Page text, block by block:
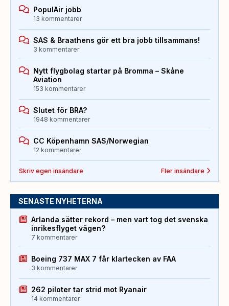
PopulAir jobb
13 kommentarer
SAS & Braathens gör ett bra jobb tillsammans!
3 kommentarer
Nytt flygbolag startar på Bromma – Skåne
Aviation
153 kommentarer
Slutet för BRA?
1948 kommentarer
CC Köpenhamn SAS/Norwegian
12 kommentarer
Skriv egen insändare Fler insändare
SENASTE NYHETERNA
Arlanda sätter rekord – men vart tog det svenska
inrikesflyget vägen?
7 kommentarer
Boeing 737 MAX 7 får klartecken av FAA
3 kommentarer
262 piloter tar strid mot Ryanair
14 kommentarer